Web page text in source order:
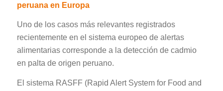
peruana en Europa
Uno de los casos más relevantes registrados
recientemente en el sistema europeo de alertas
alimentarias corresponde a la detección de cadmio
en palta de origen peruano.
El sistema RASFF (Rapid Alert System for Food and